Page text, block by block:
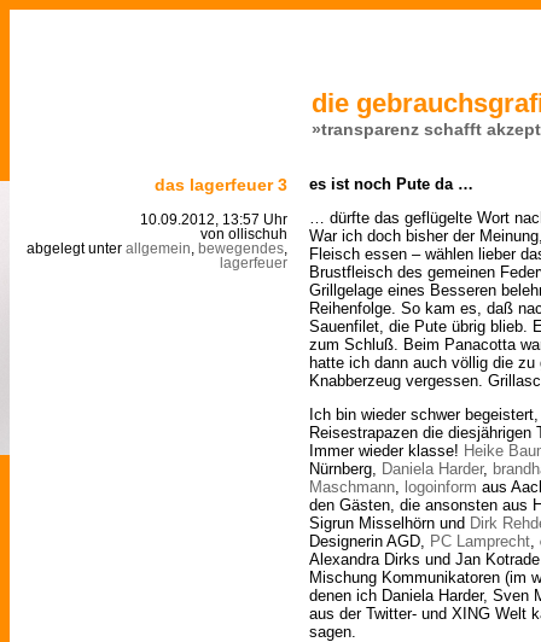
die
»transparenz schafft
das lagerfeuer 3
10.09.2012, 13:57 Uhr
von ollischuh
abgelegt unter allgemein bewegendes
lagerfeuer
es ist noch Pute da …
… dürfte das geflügelte Wort
War ich doch bisher der
Fleisch essen – wählen lieber
Brustfleisch des gemeinen
Grillgelage eines Besseren
Reihenfolge. So kam es, daß
Sauenfilet, die Pute übrig blieb.
zum Schluß. Beim Panacotta
hatte ich dann auch völlig die
Knabberzeug vergessen.
Ich bin wieder schwer
Reisestrapazen die diesjährigen
Immer wieder klasse! Heike
Nürnberg, Daniela Harder,
Maschmann logoinform aus
den Gästen, die ansonsten aus
Sigrun Misselhörn und Dirk
Designerin AGD, PC Lamprecht
Alexandra Dirks und Jan
Mischung Kommunikatoren (im
denen ich Daniela Harder, Sven
aus der Twitter- und XING Welt
sagen.